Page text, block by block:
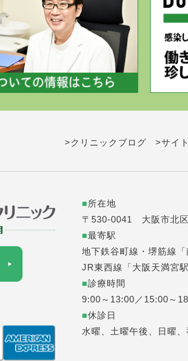
>クリニックブログ >サイ
■所在地
〒530-0041 大阪市北
■最寄駅
地下鉄谷町線・堺筋線
JR東西線「大阪天満宮
■診療時間
9:00～13:00／15:00～
■休診日
水曜、土曜午後、日曜、